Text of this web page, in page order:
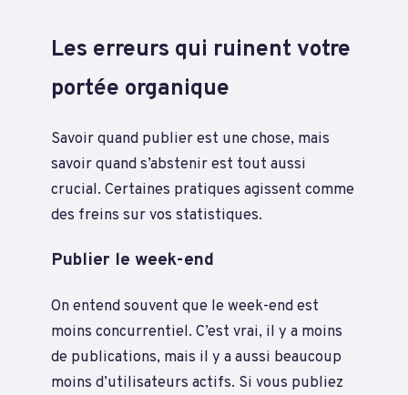
Les erreurs qui ruinent votre
portée organique
Savoir quand publier est une chose, mais
savoir quand s’abstenir est tout aussi
crucial. Certaines pratiques agissent comme
des freins sur vos statistiques.
Publier le week-end
On entend souvent que le week-end est
moins concurrentiel. C’est vrai, il y a moins
de publications, mais il y a aussi beaucoup
moins d’utilisateurs actifs. Si vous publiez